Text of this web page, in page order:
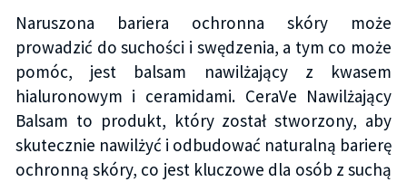
Naruszona bariera ochronna skóry może
prowadzić do suchości i swędzenia, a tym co może
pomóc, jest balsam nawilżający z kwasem
hialuronowym i ceramidami. CeraVe Nawilżający
Balsam to produkt, który został stworzony, aby
skutecznie nawilżyć i odbudować naturalną barierę
ochronną skóry, co jest kluczowe dla osób z suchą